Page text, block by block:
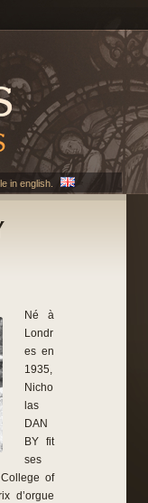
contenu principal
in english.
Né à
Londr
es en
1935,
Nicho
las
DAN
BY fit
ses
of
d’orgue